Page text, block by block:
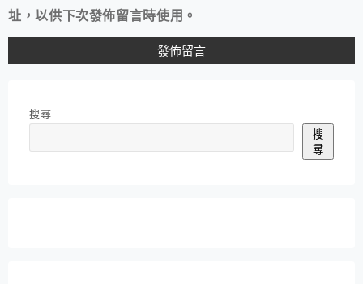
址，以供下次發佈留言時使用。
搜尋
搜
尋